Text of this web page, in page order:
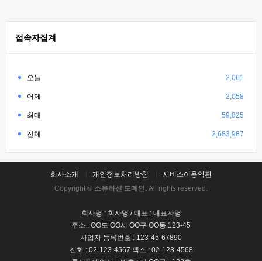
접속자집계
오늘 2,061
어제 2,058
최대 59,825
전체 2,683,987
회사소개 개인정보처리방침
서비스이용약관
Copyright © 소유하신 도메인. All rights reserved.
회사명 : 회사명 / 대표 : 대표자명
주소 : OO도 OO시 OO구 OO동 123-45
사업자 등록번호 : 123-45-67890
전화 : 02-123-4567 팩스 : 02-123-4568